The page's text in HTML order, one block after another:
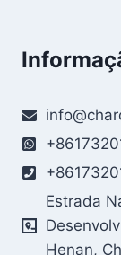
Estrada
Henan,